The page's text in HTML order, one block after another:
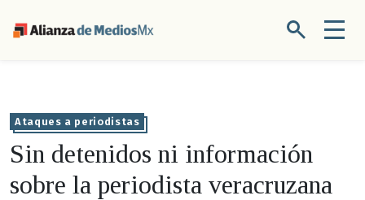
Ataques a periodistas
Sin detenidos ni información
sobre la periodista veracruzana